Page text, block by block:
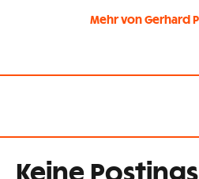
Mehr von Gerhard